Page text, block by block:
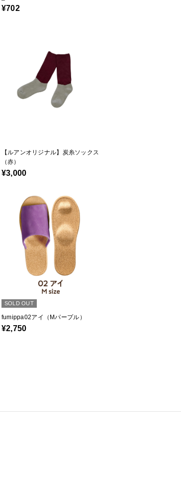
¥702
【ルアンオリジナル】炭糸ソックス
（赤）
¥3,000
SOLD OUT
fumippa02アイ（Mパープル）
¥2,750